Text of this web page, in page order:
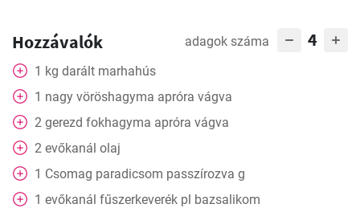
Hozzávalók adagok száma 4
1 kg darált marhahús
1 nagy vöröshagyma apróra vágva
2 gerezd fokhagyma apróra vágva
2 evőkanál olaj
1 Csomag paradicsom passzírozva g
1 evőkanál fűszerkeverék pl bazsalikom